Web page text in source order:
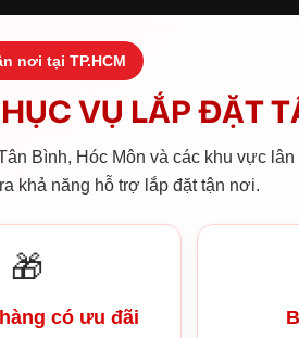
nơi tại TP.HCM
VỤ LẮP ĐẶT
Bình, Hóc Môn và các khu vực
khả năng hỗ trợ lắp đặt tận nơi.
🎁
có ưu đãi